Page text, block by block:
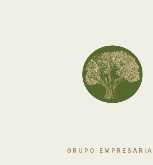
GRUPO